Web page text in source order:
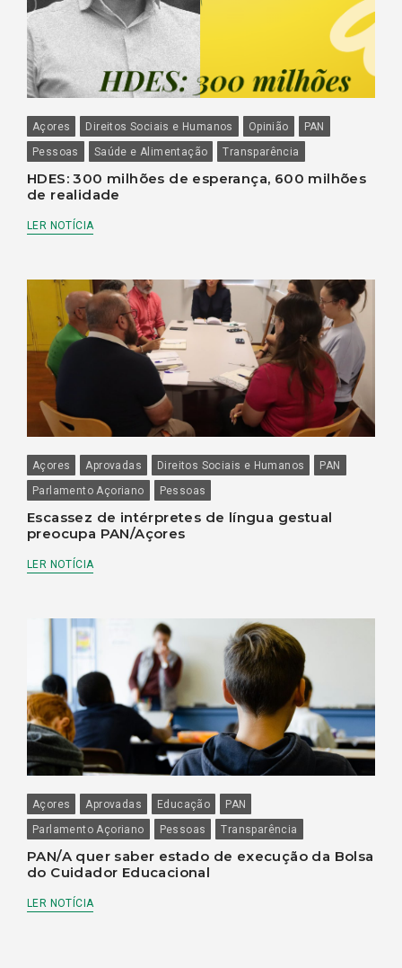
Açores Direitos Sociais e Humanos Opinião
PAN
Pessoas
Saúde e Alimentação Transparência
HDES: 300 milhões de esperança, 600 milhões
de realidade
LER NOTÍCIA
Açores Aprovadas Direitos Sociais e Humanos
PAN
Parlamento Açoriano
Pessoas
Escassez de intérpretes de língua gestual
preocupa PAN/Açores
LER NOTÍCIA
Açores Aprovadas Educação
PAN
Parlamento Açoriano
Pessoas Transparência
PAN/A quer saber estado de execução da Bolsa
do Cuidador Educacional
LER NOTÍCIA